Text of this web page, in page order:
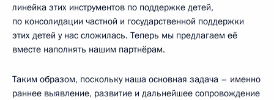
линейка этих инструментов по поддержке детей,
по консолидации частной и государственной поддержки
этих детей у нас сложилась. Теперь мы предлагаем её
вместе наполнять нашим партнёрам.
Таким образом, поскольку наша основная задача – именно
раннее выявление, развитие и дальнейшее сопровождение